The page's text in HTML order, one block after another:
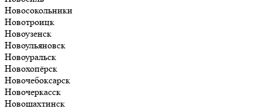
Новосокольники
Новотроицк
Новоузенск
Новоульяновск
Новоуральск
Новохопёрск
Новочебоксарск
Новочеркасск
Новошахтинск